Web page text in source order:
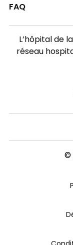
FAQ
L’hôpital de
réseau
©